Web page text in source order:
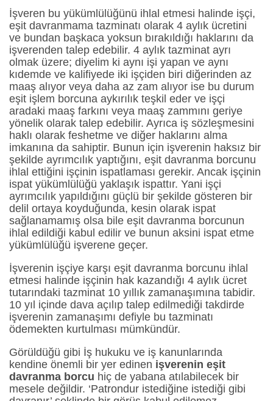
İşveren bu yükümlülüğünü ihlal etmesi halinde işçi,
eşit davranmama tazminatı olarak 4 aylık ücretini
ve bundan başkaca yoksun bırakıldığı haklarını da
işverenden talep edebilir. 4 aylık tazminat ayrı
olmak üzere; diyelim ki aynı işi yapan ve aynı
kıdemde ve kalifiyede iki işçiden biri diğerinden az
maaş alıyor veya daha az zam alıyor ise bu durum
eşit işlem borcuna aykırılık teşkil eder ve işçi
aradaki maaş farkını veya maaş zammını geriye
yönelik olarak talep edebilir. Ayrıca iş sözleşmesini
haklı olarak feshetme ve diğer haklarını alma
imkanına da sahiptir. Bunun için işverenin haksız bir
şekilde ayrımcılık yaptığını, eşit davranma borcunu
ihlal ettiğini işçinin ispatlaması gerekir. Ancak işçinin
ispat yükümlülüğü yaklaşık ispattır. Yani işçi
ayrımcılık yapıldığını güçlü bir şekilde gösteren bir
delil ortaya koyduğunda, kesin olarak ispat
sağlanamamış olsa bile eşit davranma borcunun
ihlal edildiği kabul edilir ve bunun aksini ispat etme
yükümlülüğü işverene geçer.
İşverenin işçiye karşı eşit davranma borcunu ihlal
etmesi halinde işçinin hak kazandığı 4 aylık ücret
tutarındaki tazminat 10 yıllık zamanaşımına tabidir.
10 yıl içinde dava açılıp talep edilmediği takdirde
işverenin zamanaşımı defiyle bu tazminatı
ödemekten kurtulması mümkündür.
Görüldüğü gibi İş hukuku ve iş kanunlarında
kendine önemli bir yer edinen işverenin eşit
davranma borcu hiç de yabana atılabilecek bir
mesele değildir. ‘Patrondur istediğine istediği gibi